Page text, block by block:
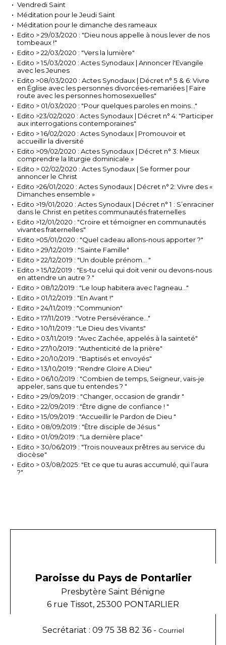
Vendredi Saint
Méditation pour le Jeudi Saint
Méditation pour le dimanche des rameaux
Edito > 29/03/2020 : "Dieu nous appelle à nous lever de nos
tombeaux !"
Edito > 22/03/2020 : "Vers la lumière"
Edito > 15/03/2020 : Actes Synodaux | Annoncer l'Evangile
avec les Jeunes
Edito >08/03/2020 : Actes Synodaux | Décret n° 5 & 6: Vivre
en Église avec les personnes divorcées-remariées | Faire
route avec les personnes homosexuelles"
Edito > 01/03/2020 : "Pour quelques paroles en moins..."
Edito >23/02/2020 : Actes Synodaux | Décret n° 4: "Participer
aux interrogations contemporaines"
Edito > 16/02/2020 : Actes Synodaux | Promouvoir et
accueillir la diversité
Edito >09/02/2020 : Actes Synodaux | Décret n° 3: Mieux
comprendre la liturgie dominicale »
Edito > 02/02/2020 : Actes Synodaux | Se former pour
annoncer le Christ
Edito >26/01/2020 : Actes Synodaux | Décret n° 2: Vivre des «
Dimanches ensemble »
Edito >19/01/2020 : Actes Synodaux | Décret n° 1 : S’enraciner
dans le Christ en petites communautés fraternelles
Edito >12/01/2020 : "Croire et témoigner en communautés
vivantes fraternelles"
Edito >05/01/2020 : "Quel cadeau allons-nous apporter ?"
Edito > 29/12/2019 : "Sainte Famille"
Edito > 22/12/2019 : "Un double prénom... "
Edito > 15/12/2019 : "Es-tu celui qui doit venir ou devons-nous
en attendre un autre ? "
Edito > 08/12/2019 : "Le loup habitera avec l'agneau..."
Edito > 01/12/2019 : "En Avant !"
Edito > 24/11/2019 : "Communion"
Edito > 17/11/2019 : "Votre Persévérance..."
Edito > 10/11/2019 : "Le Dieu des Vivants"
Edito > 03/11/2019 : "Avec Zachée, appelés à la sainteté"
Edito > 27/10/2019 : "Authenticité de la prière"
Edito > 20/10/2019 : "Baptisés et envoyés"
Edito > 13/10/2019 : "Rendre Gloire A Dieu"
Edito > 06/10/2019 : "Combien de temps, Seigneur, vais-je
appeler, sans que tu entendes ? "
Edito > 29/09/2019 : "Changer, occasion de grandir "
Edito > 22/09/2019 : "Être digne de confiance ! "
Edito > 15/09/2019 : "Accueillir le Pardon de Dieu "
Edito > 08/09/2019 : "Être disciple de Jésus "
Edito > 01/09/2019 : "La dernière place"
Edito > 30/06/2019 : "Trois nouveaux prêtres au service du
diocèse"
Edito > 03/08/2025: "Et ce que tu auras accumulé, qui l’aura
?"
Paroisse du Pays de Pontarlier
Presbytère Saint Bénigne
6 rue Tissot, 25300 PONTARLIER
Secrétariat : 09 75 38 82 36 - Courriel